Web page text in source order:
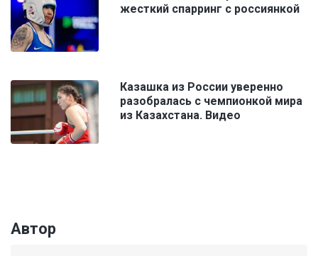
жесткий спарринг с россиянкой
Казашка из России уверенно
разобралась с чемпионкой мира
из Казахстана. Видео
Автор